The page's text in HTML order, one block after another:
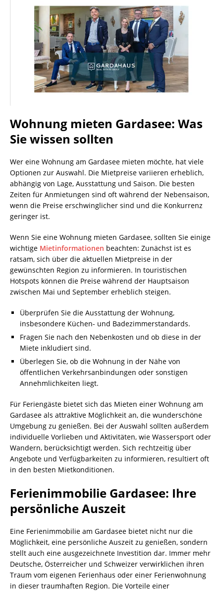
Wohnung mieten Gardasee: Was
Sie wissen sollten
Wer eine Wohnung am Gardasee mieten möchte, hat viele
Optionen zur Auswahl. Die Mietpreise variieren erheblich,
abhängig von Lage, Ausstattung und Saison. Die besten
Zeiten für Anmietungen sind oft während der Nebensaison,
wenn die Preise erschwinglicher sind und die Konkurrenz
geringer ist.
Wenn Sie eine Wohnung mieten Gardasee, sollten Sie einige
wichtige Mietinformationen beachten: Zunächst ist es
ratsam, sich über die aktuellen Mietpreise in der
gewünschten Region zu informieren. In touristischen
Hotspots können die Preise während der Hauptsaison
zwischen Mai und September erheblich steigen.
Überprüfen Sie die Ausstattung der Wohnung,
insbesondere Küchen- und Badezimmerstandards.
Fragen Sie nach den Nebenkosten und ob diese in der
Miete inkludiert sind.
Überlegen Sie, ob die Wohnung in der Nähe von
öffentlichen Verkehrsanbindungen oder sonstigen
Annehmlichkeiten liegt.
Für Feriengäste bietet sich das Mieten einer Wohnung am
Gardasee als attraktive Möglichkeit an, die wunderschöne
Umgebung zu genießen. Bei der Auswahl sollten außerdem
individuelle Vorlieben und Aktivitäten, wie Wassersport oder
Wandern, berücksichtigt werden. Sich rechtzeitig über
Angebote und Verfügbarkeiten zu informieren, resultiert oft
in den besten Mietkonditionen.
Ferienimmobilie Gardasee: Ihre
persönliche Auszeit
Eine Ferienimmobilie am Gardasee bietet nicht nur die
Möglichkeit, eine persönliche Auszeit zu genießen, sondern
stellt auch eine ausgezeichnete Investition dar. Immer mehr
Deutsche, Österreicher und Schweizer verwirklichen ihren
Traum vom eigenen Ferienhaus oder einer Ferienwohnung
in dieser traumhaften Region. Die Vorteile einer